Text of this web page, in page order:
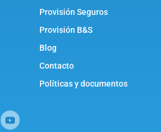
Provisión Seguros
Provisión B&S
Blog
Contacto
Políticas y documentos